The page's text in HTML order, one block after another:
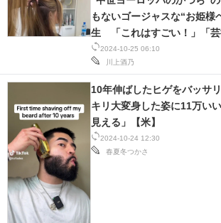
2024-10-25 06:10
川上酒乃
もないゴージャスな“お姫様
生 「これはすごい！」「芸
2024-10-24 12:30
春夏冬つかさ
10年伸ばしたヒゲをバッサ
キリ大変身した姿に11万い
見える」【米】